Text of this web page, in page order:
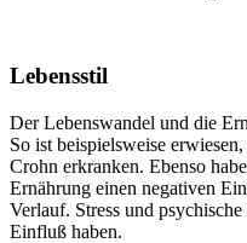
Lebensstil
Der Lebenswandel und die
So ist beispielsweise
Crohn erkranken. Ebenso
Ernährung einen negativen
Verlauf. Stress und
Einfluß haben.